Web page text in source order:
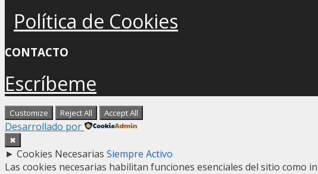
Política de Cookies
CONTACTO
Escríbeme
Customize Reject All Accept All
Desarrollado por
✖
► Cookies Necesarias Siempre Activo
Las cookies necesarias habilitan funciones esenciales del sitio como